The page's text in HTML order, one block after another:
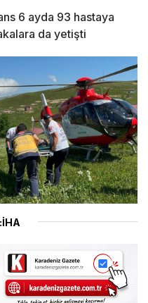
6 ayda 93 hastaya
da yetişti